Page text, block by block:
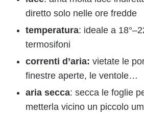
diretto solo nelle ore fredde
temperatura: ideale a
termosifoni
correnti d’aria: vietate le
finestre aperte, le ventole…
aria secca: secca le foglie
metterla vicino un piccolo